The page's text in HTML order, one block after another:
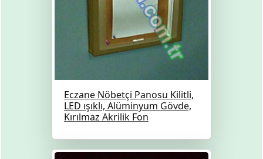
Eczane Nöbetçi Panosu Kilitli,
LED ışıklı, Alüminyum Gövde,
Kırılmaz Akrilik Fon